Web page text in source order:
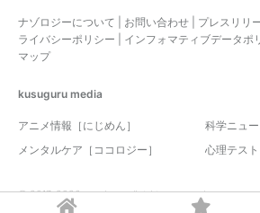
ナゾロジーについて お問い合わせ プレスリリ
ライバシーポリシー
インフォマティブデータポ
マップ
kusuguru media
アニメ情報［にじめん］
科学ニュー
メンタルケア［ココロジー］
心理テスト
© 2017-2026 nazology. all rights reserved.